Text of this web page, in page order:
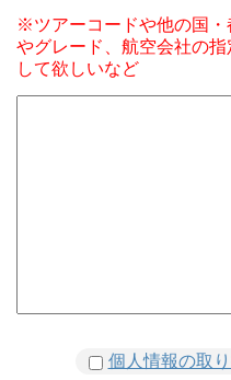
※ツアーコードや他の国
やグレード、航空会社の
して欲しいなど
個人情報の取